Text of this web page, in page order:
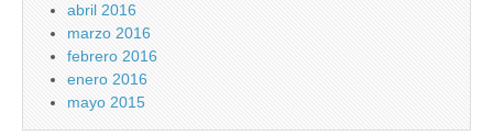
abril 2016
marzo 2016
febrero 2016
enero 2016
mayo 2015